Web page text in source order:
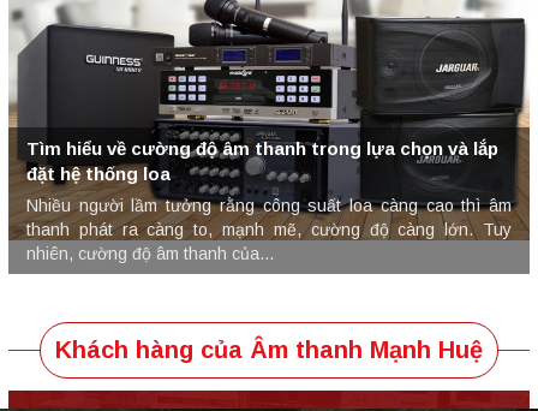
Tìm hiểu về cường độ âm thanh trong lựa chọn và lắp
đặt hệ thống loa
Nhiều người lầm tưởng rằng công suất loa càng cao thì âm
thanh phát ra càng to, mạnh mẽ, cường độ càng lớn. Tuy
nhiên, cường độ âm thanh của...
Khách hàng của Âm thanh Mạnh Huệ